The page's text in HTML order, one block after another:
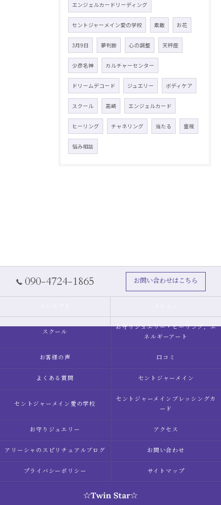
エンジェルカードリーディング
セントジャーメイン愛の学校 素敵 お花
3月9日 夢判断 心の調整 天秤座
少彦名神 カルチャーセンター
ドリームデコード ジュエリー ボディケア
スクール 高崎 エンジェルカード
ヒーリング チャネリング 当たる 霊視
悩み相談
090-4724-1865 お問い合わせはこちら
スクール
お守りジュエリー・ヒーリング，エ
ネルギーアート
お客様の声 口コミ
よくある質問 セントジャーメイン
セントジャーメイン愛の学校
セントジャーメインブレッシングカ
ード
お守りジュエリー アクセス
アリーシャのスピリチュアルブログ お問い合わせ
プライバシーポリシー サイトマップ